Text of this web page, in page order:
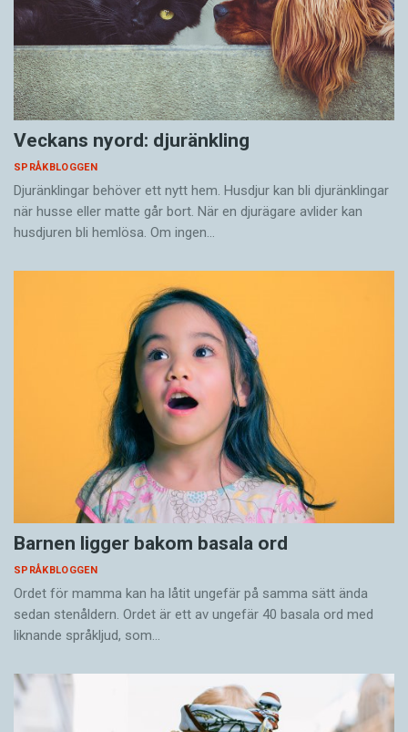
Veckans nyord: djuränkling
SPRÅKBLOGGEN
Djuränklingar behöver ett nytt hem. Husdjur kan bli djuränklingar
när husse eller matte går bort. När en djurägare avlider kan
husdjuren bli hemlösa. Om ingen…
Barnen ligger bakom basala ord
SPRÅKBLOGGEN
Ordet för mamma kan ha låtit ungefär på samma sätt ända
sedan stenåldern. Ordet är ett av ungefär 40 basala ord med
liknande språkljud, som…